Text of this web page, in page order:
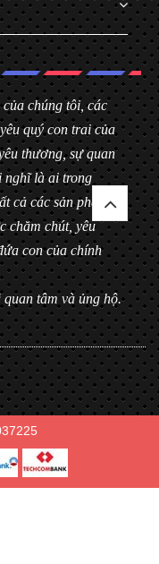
chúng tôi, các
quý con trai của
thương, sự quan
nghĩ là ai trong
cả các sản phẩm
chăm chút, yêu
con của chính
tâm và ủng hộ.